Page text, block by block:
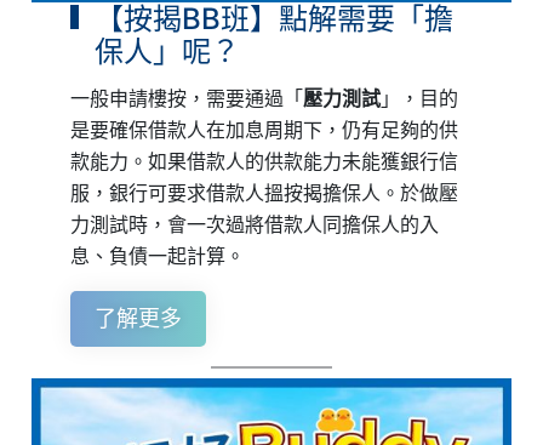
【按揭BB班】點解需要「擔
保人」呢？
一般申請樓按，需要通過「壓力測試」，目的
是要確保借款人在加息周期下，仍有足夠的供
款能力。如果借款人的供款能力未能獲銀行信
服，銀行可要求借款人搵按揭擔保人。於做壓
力測試時，會一次過將借款人同擔保人的入
息、負債一起計算。
了解更多